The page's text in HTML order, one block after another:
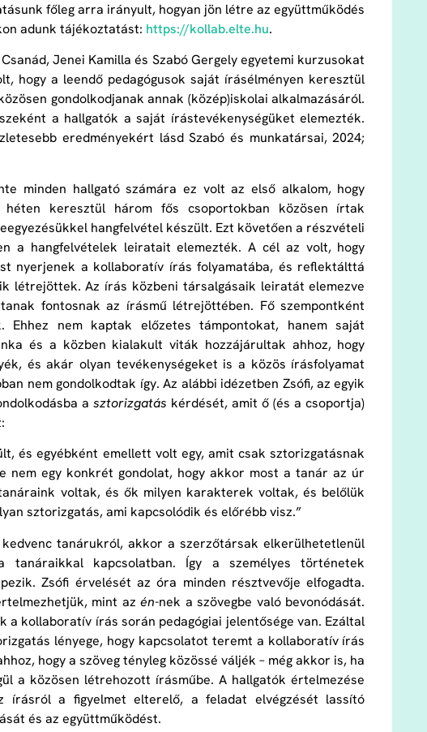
főleg arra irányult, hogyan jön létre az együttműködés
adunk tájékoztatást: https:​//kollab​.elte​.hu.
Jenei Kamilla és Szabó Gergely egyetemi kurzusokat
hogy a leendő pedagógusok saját írásélményen keresztül
gondolkodjanak annak (közép)iskolai alkalmazásáról.
a hallgatók a saját írástevékenységüket elemezték.
eredményekért lásd Szabó és munkatársai, 2024;
minden hallgató számára ez volt az első alkalom, hogy
keresztül három fős csoportokban közösen írtak
hangfelvétel készült. Ezt követően a részvételi
a hangfelvételek leiratait elemezték. A cél az volt, hogy
nyerjenek a kollaboratív írás folyamatába, és reflektálttá
létrejöttek. Az írás közbeni társalgásaik leiratát elemezve
fontosnak az írásmű létrejöttében. Fő szempontként
nem kaptak előzetes támpontokat, hanem saját
és a közben kialakult viták hozzájárultak ahhoz, hogy
és akár olyan tevékenységeket is a közös írásfolyamat
nem gondolkodtak így. Az alábbi idézetben Zsófi, az egyik
asztorizgatás kérdését, amit ő (és a csoportja)
és egyébként emellett volt egy, amit csak sztorizgatásnak
nem egy konkrét gondolat, hogy akkor most a tanár az úr
voltak, és ők milyen karakterek voltak, és belőlük
sztorizgatás, ami kapcsolódik és előrébb visz.”
tanárukról, akkor a szerzőtársak elkerülhetetlenül
tanáraikkal kapcsolatban. Így a személyes történetek
Zsófi érvelését az óra minden résztvevője elfogadta.
mint azén-nek a szövegbe való bevonódását.
a kollaboratív írás során pedagógiai jelentősége van. Ezáltal
lényege, hogy kapcsolatot teremt a kollaboratív írás
hogy a szöveg tényleg közössé váljék – még akkor is, ha
a közösen létrehozott írásműbe. A hallgatók értelmezése
a figyelmet elterelő, a feladat elvégzését lassító
és az együttműködést.